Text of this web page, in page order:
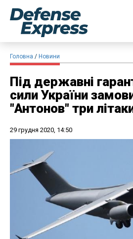
Головна Новини
Під державні
сили України
"Антонов" три
29 грудня 2020, 14:50